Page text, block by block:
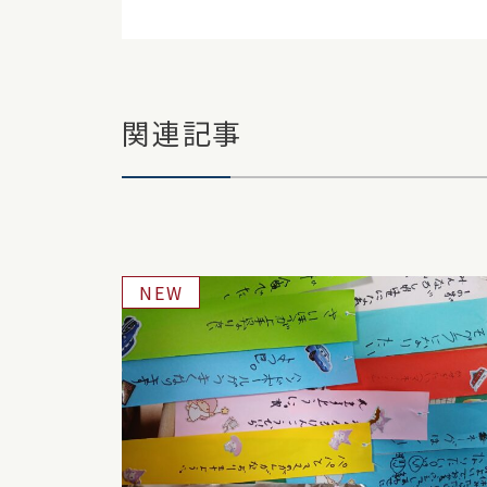
関連記事
NEW